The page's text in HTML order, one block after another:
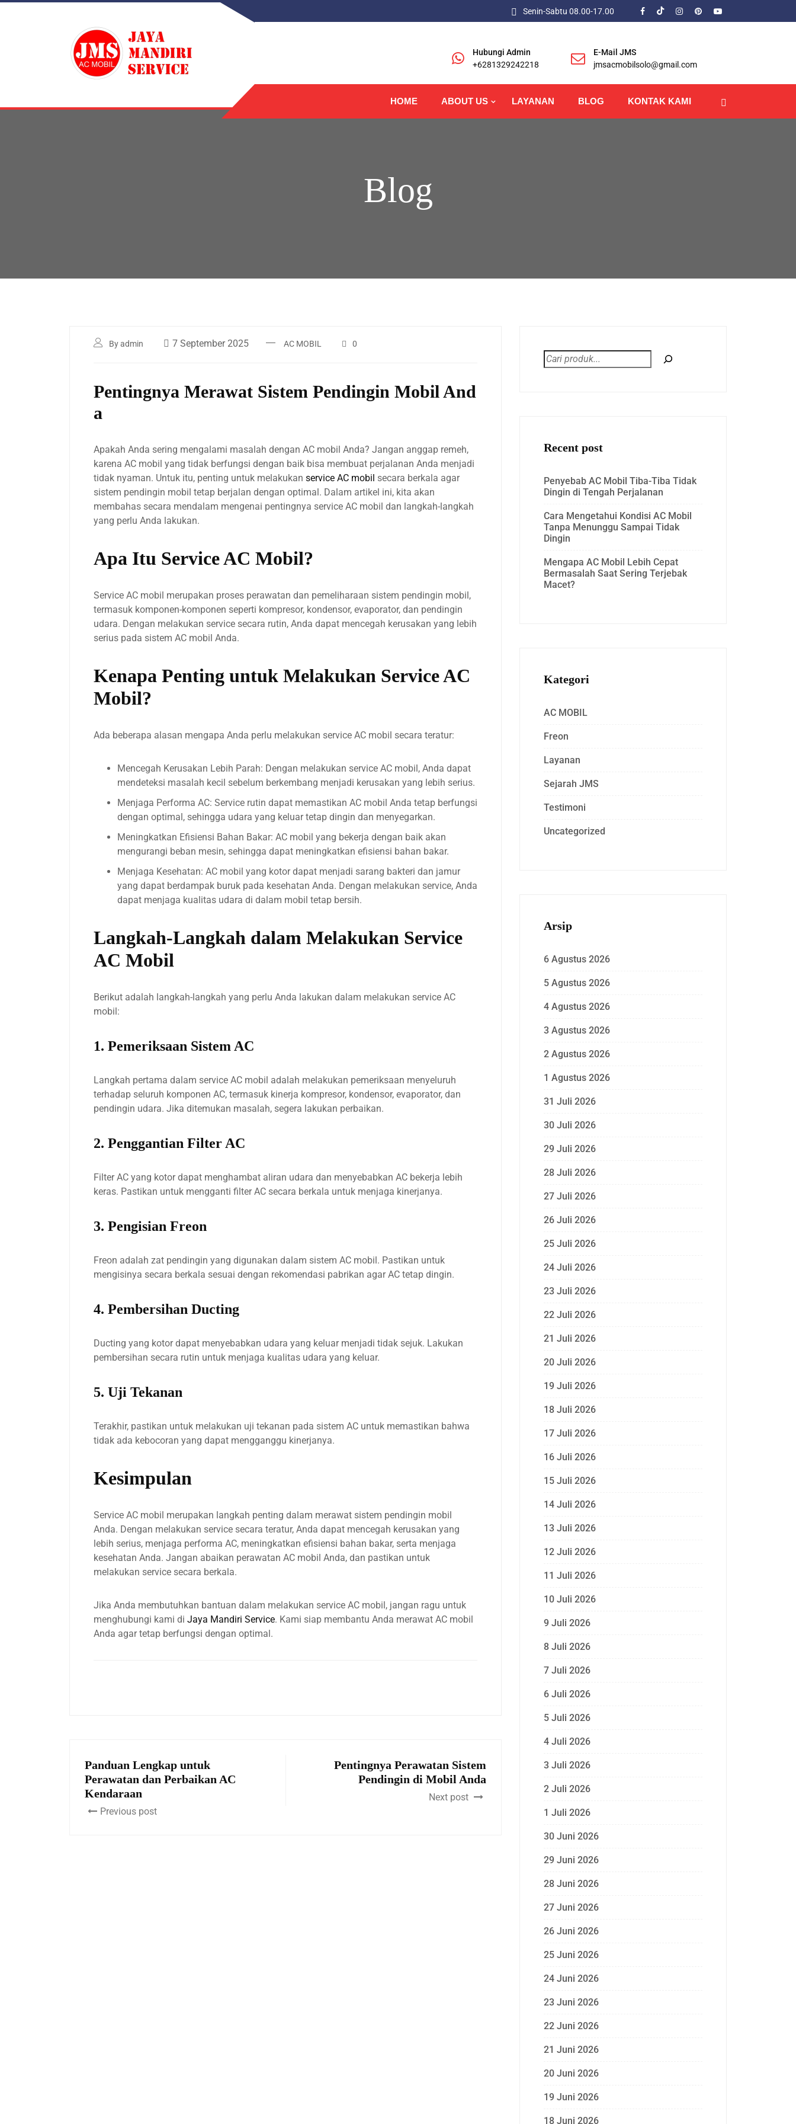
Senin-Sabtu 08.00-17.00
Hubungi Admin
+6281329242218
E-Mail JMS
jmsacmobilsolo@gmail.com
HOME ABOUT US LAYANAN BLOG KONTAK KAMI
Blog
By admin 7 September 2025 AC MOBIL 0
Pentingnya Merawat Sistem Pendingin Mobil And
a
Apakah Anda sering mengalami masalah dengan AC mobil Anda? Jangan anggap remeh,
karena AC mobil yang tidak berfungsi dengan baik bisa membuat perjalanan Anda menjadi
tidak nyaman. Untuk itu, penting untuk melakukan service AC mobil secara berkala agar
sistem pendingin mobil tetap berjalan dengan optimal. Dalam artikel ini, kita akan
membahas secara mendalam mengenai pentingnya service AC mobil dan langkah-langkah
yang perlu Anda lakukan.
Apa Itu Service AC Mobil?
Service AC mobil merupakan proses perawatan dan pemeliharaan sistem pendingin mobil,
termasuk komponen-komponen seperti kompresor, kondensor, evaporator, dan pendingin
udara. Dengan melakukan service secara rutin, Anda dapat mencegah kerusakan yang lebih
serius pada sistem AC mobil Anda.
Kenapa Penting untuk Melakukan Service AC
Mobil?
Ada beberapa alasan mengapa Anda perlu melakukan service AC mobil secara teratur:
Mencegah Kerusakan Lebih Parah: Dengan melakukan service AC mobil, Anda dapat
mendeteksi masalah kecil sebelum berkembang menjadi kerusakan yang lebih serius.
Menjaga Performa AC: Service rutin dapat memastikan AC mobil Anda tetap berfungsi
dengan optimal, sehingga udara yang keluar tetap dingin dan menyegarkan.
Meningkatkan Efisiensi Bahan Bakar: AC mobil yang bekerja dengan baik akan
mengurangi beban mesin, sehingga dapat meningkatkan efisiensi bahan bakar.
Menjaga Kesehatan: AC mobil yang kotor dapat menjadi sarang bakteri dan jamur
yang dapat berdampak buruk pada kesehatan Anda. Dengan melakukan service, Anda
dapat menjaga kualitas udara di dalam mobil tetap bersih.
Langkah-Langkah dalam Melakukan Service
AC Mobil
Berikut adalah langkah-langkah yang perlu Anda lakukan dalam melakukan service AC
mobil:
1. Pemeriksaan Sistem AC
Langkah pertama dalam service AC mobil adalah melakukan pemeriksaan menyeluruh
terhadap seluruh komponen AC, termasuk kinerja kompresor, kondensor, evaporator, dan
pendingin udara. Jika ditemukan masalah, segera lakukan perbaikan.
2. Penggantian Filter AC
Filter AC yang kotor dapat menghambat aliran udara dan menyebabkan AC bekerja lebih
keras. Pastikan untuk mengganti filter AC secara berkala untuk menjaga kinerjanya.
3. Pengisian Freon
Freon adalah zat pendingin yang digunakan dalam sistem AC mobil. Pastikan untuk
mengisinya secara berkala sesuai dengan rekomendasi pabrikan agar AC tetap dingin.
4. Pembersihan Ducting
Ducting yang kotor dapat menyebabkan udara yang keluar menjadi tidak sejuk. Lakukan
pembersihan secara rutin untuk menjaga kualitas udara yang keluar.
5. Uji Tekanan
Terakhir, pastikan untuk melakukan uji tekanan pada sistem AC untuk memastikan bahwa
tidak ada kebocoran yang dapat mengganggu kinerjanya.
Kesimpulan
Service AC mobil merupakan langkah penting dalam merawat sistem pendingin mobil
Anda. Dengan melakukan service secara teratur, Anda dapat mencegah kerusakan yang
lebih serius, menjaga performa AC, meningkatkan efisiensi bahan bakar, serta menjaga
kesehatan Anda. Jangan abaikan perawatan AC mobil Anda, dan pastikan untuk
melakukan service secara berkala.
Jika Anda membutuhkan bantuan dalam melakukan service AC mobil, jangan ragu untuk
menghubungi kami di Jaya Mandiri Service. Kami siap membantu Anda merawat AC mobil
Anda agar tetap berfungsi dengan optimal.
Panduan Lengkap untuk
Perawatan dan Perbaikan AC
Kendaraan
Previous post
Pentingnya Perawatan Sistem
Pendingin di Mobil Anda
Next post
Recent post
Penyebab AC Mobil Tiba-Tiba Tidak
Dingin di Tengah Perjalanan
Cara Mengetahui Kondisi AC Mobil
Tanpa Menunggu Sampai Tidak
Dingin
Mengapa AC Mobil Lebih Cepat
Bermasalah Saat Sering Terjebak
Macet?
Kategori
AC MOBIL
Freon
Layanan
Sejarah JMS
Testimoni
Uncategorized
Arsip
6 Agustus 2026
5 Agustus 2026
4 Agustus 2026
3 Agustus 2026
2 Agustus 2026
1 Agustus 2026
31 Juli 2026
30 Juli 2026
29 Juli 2026
28 Juli 2026
27 Juli 2026
26 Juli 2026
25 Juli 2026
24 Juli 2026
23 Juli 2026
22 Juli 2026
21 Juli 2026
20 Juli 2026
19 Juli 2026
18 Juli 2026
17 Juli 2026
16 Juli 2026
15 Juli 2026
14 Juli 2026
13 Juli 2026
12 Juli 2026
11 Juli 2026
10 Juli 2026
9 Juli 2026
8 Juli 2026
7 Juli 2026
6 Juli 2026
5 Juli 2026
4 Juli 2026
3 Juli 2026
2 Juli 2026
1 Juli 2026
30 Juni 2026
29 Juni 2026
28 Juni 2026
27 Juni 2026
26 Juni 2026
25 Juni 2026
24 Juni 2026
23 Juni 2026
22 Juni 2026
21 Juni 2026
20 Juni 2026
19 Juni 2026
18 Juni 2026